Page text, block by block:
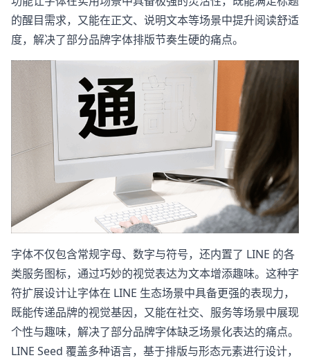
的醒目需求，又能在正文、说明文本等场景中提升阅读舒适
度，解决了部分品牌字体排版节奏生硬的痛点。
字体不仅包含常规字母、数字与符号，还内置了 LINE 的各
类服务图标，通过巧妙的视觉表达为文本增添趣味。这种字
符扩展设计让字体在 LINE 生态场景中具备更强的表现力，
既能传递品牌的视觉基因，又能在社交、服务等场景中展现
个性与趣味，解决了部分品牌字体缺乏场景化表达的痛点。
LINE Seed 覆盖多种语言，基于排版与形态元素进行设计，